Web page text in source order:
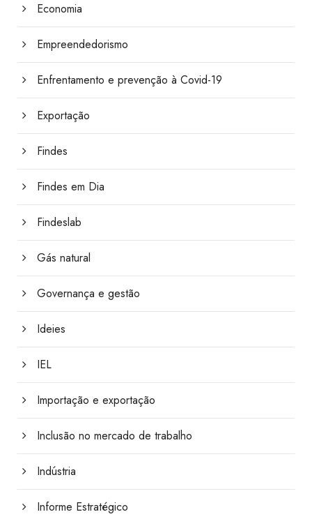
Economia
Empreendedorismo
Enfrentamento e prevenção à Covid-19
Exportação
Findes
Findes em Dia
Findeslab
Gás natural
Governança e gestão
Ideies
IEL
Importação e exportação
Inclusão no mercado de trabalho
Indústria
Informe Estratégico